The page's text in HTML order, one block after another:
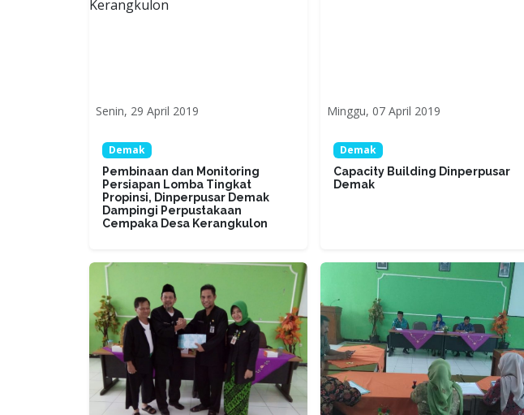
Senin, 29 April 2019
Demak
Pembinaan dan Monitoring
Persiapan Lomba Tingkat
Propinsi, Dinperpusar Demak
Dampingi Perpustakaan
Cempaka Desa Kerangkulon
Minggu, 07 April 2019
Demak
Capacity Building Dinperpusar
Demak